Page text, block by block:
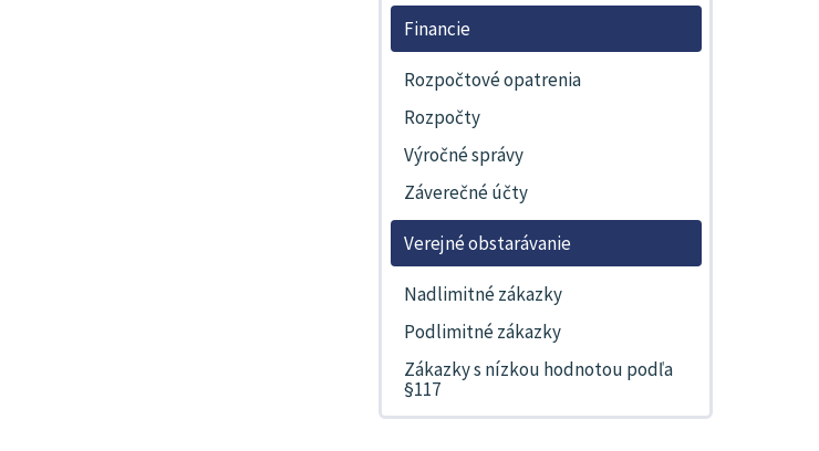
Financie
Rozpočtové opatrenia
Rozpočty
Výročné správy
Záverečné účty
Verejné obstarávanie
Nadlimitné zákazky
Podlimitné zákazky
Zákazky s nízkou hodnotou podľa
§117